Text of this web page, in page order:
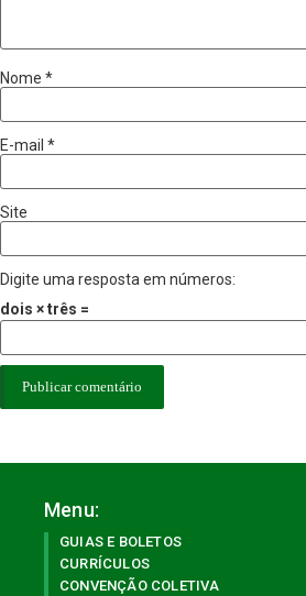
Nome *
E-mail *
Site
Digite uma resposta em números:
dois × três =
Menu:
GUIAS E BOLETOS
CURRÍCULOS
CONVENÇÃO COLETIVA